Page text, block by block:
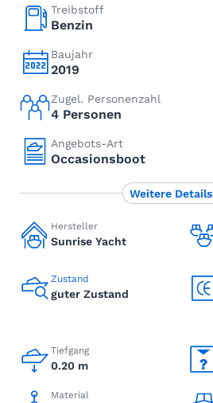
Treibstoff
Benzin
Baujahr
2019
Zugel. Personenzahl
4 Personen
Angebots-Art
Occasionsboot
Hersteller
Sunrise Yacht
Zustand
guter Zustand
Tiefgang
0.20 m
Material
Weitere Details